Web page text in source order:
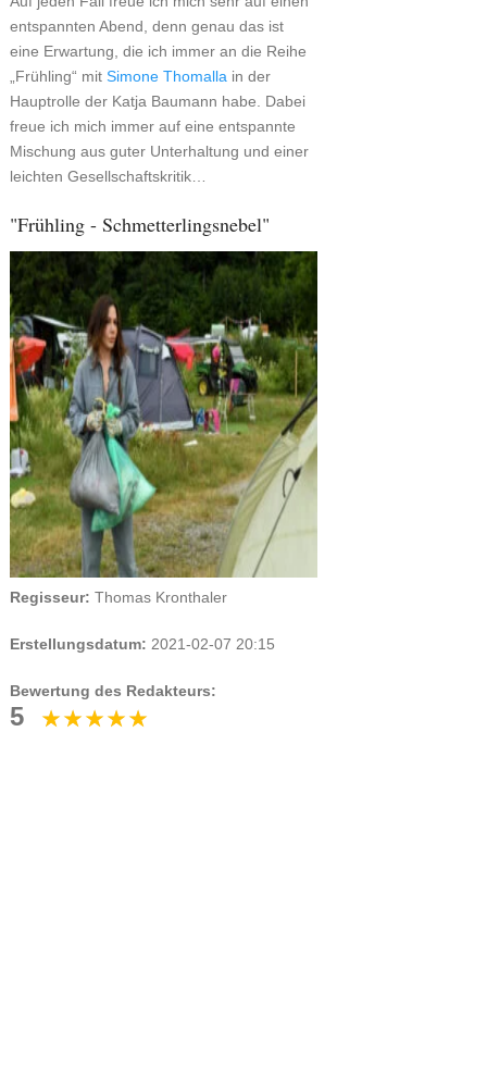
entspannten Abend, denn genau das ist
eine Erwartung, die ich immer an die Reihe
„Frühling“ mit Simone Thomallain der
Hauptrolle der Katja Baumann habe. Dabei
freue ich mich immer auf eine entspannte
Mischung aus guter Unterhaltung und einer
leichten Gesellschaftskritik…
"Frühling - Schmetterlingsnebel"
Regisseur: Thomas Kronthaler
Erstellungsdatum: 2021-02-07 20:15
Bewertung des Redakteurs:
5